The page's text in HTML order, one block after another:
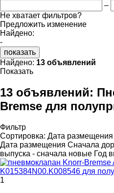
–
Не хватает фильтров?
Предложить изменение
Найдено:
-
показать
Найдено: 13 объявлений
Показать
13 объявлений:
Bremse для
Фильтр
Сортировка: Дата размещения
Дата размещения Сначала
выпуска - сначала новые Год
1